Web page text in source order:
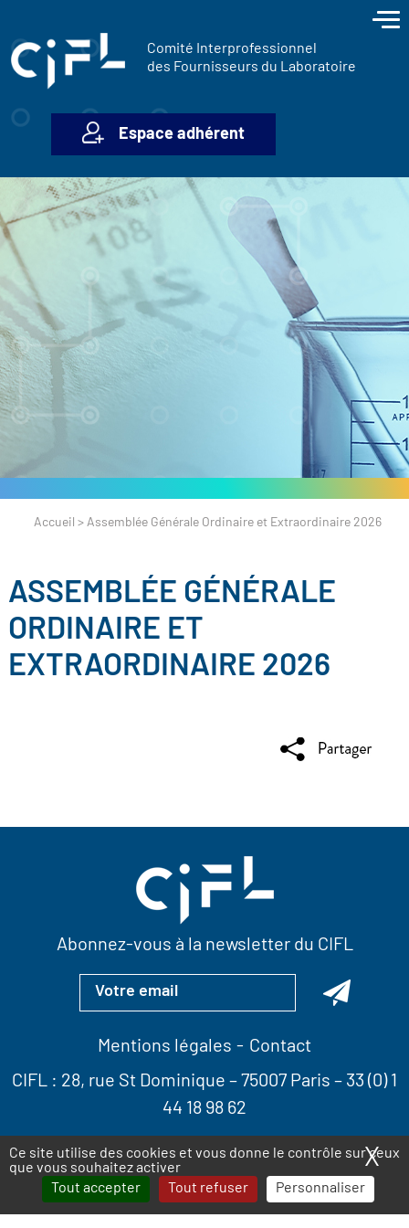
Ce site utilise des cookies et vous donne le contrôle sur ceux
que vous souhaitez activer
Tout accepter
Tout refuser Personnaliser
X
Comité Interprofessionnel
des Fournisseurs du Laboratoire
Espace adhérent
Accueil > Assemblée Générale Ordinaire et Extraordinaire 2026
ASSEMBLÉE GÉNÉRALE
ORDINAIRE ET
EXTRAORDINAIRE 2026
Abonnez-vous à la newsletter du CIFL
Mentions légales
Contact
CIFL : 28, rue St Dominique – 75007 Paris – 33 (0) 1
44 18 98 62